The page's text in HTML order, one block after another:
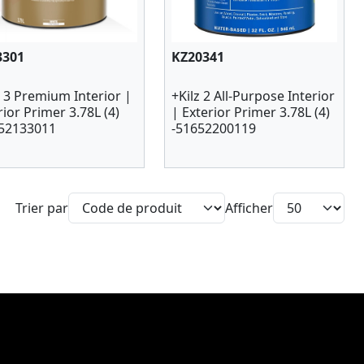
3 Premium Interior |
Primer 3.78L (4)
KZ20341
+Kilz 2 All-Purpose Interior
| Exterior Primer 3.78L (4)
-51652200119
Trier par Afficher